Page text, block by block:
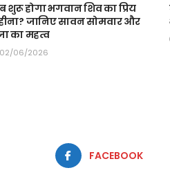
शुरू होगा भगवान शिव का प्रिय
जानिए सावन सोमवार और
का महत्व
06/2026
FACEBOOK